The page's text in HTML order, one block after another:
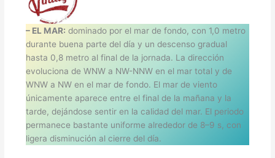
– EL MAR: dominado por el mar de fondo, con 1,0 metro
durante buena parte del día y un descenso gradual
hasta 0,8 metro al final de la jornada. La dirección
evoluciona de WNW a NW-NNW en el mar total y de
WNW a NW en el mar de fondo. El mar de viento
únicamente aparece entre el final de la mañana y la
tarde, dejándose sentir en la calidad del mar. El periodo
permanece bastante uniforme alrededor de 8–9 s, con
ligera disminución al cierre del día.